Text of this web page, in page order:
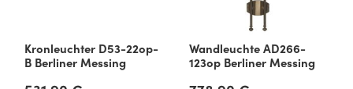
Kronleuchter D53-22op-
B Berliner Messing
Wandleuchte AD266-
123op Berliner Messing